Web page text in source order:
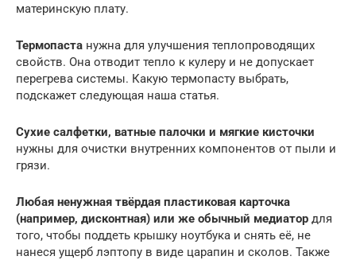
материнскую плату.
Термопаста нужна для улучшения теплопроводящих
свойств. Она отводит тепло к кулеру и не допускает
перегрева системы. Какую термопасту выбрать,
подскажет следующая наша статья.
Сухие салфетки, ватные палочки и мягкие кисточки
нужны для очистки внутренних компонентов от пыли и
грязи.
Любая ненужная твёрдая пластиковая карточка
(например, дисконтная) или же обычный медиатор для
того, чтобы поддеть крышку ноутбука и снять её, не
нанеся ущерб лэптопу в виде царапин и сколов. Также